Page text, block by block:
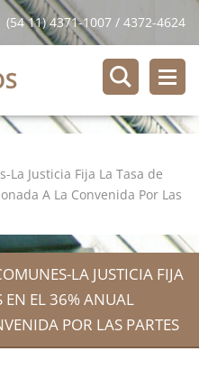
(54 11) 4371-1007 / 4372-4624
La Justicia Fija La Tasa de
A La Convenida Por Las
LA JUSTICIA FIJA
EN EL 36% ANUAL
POR LAS PARTES